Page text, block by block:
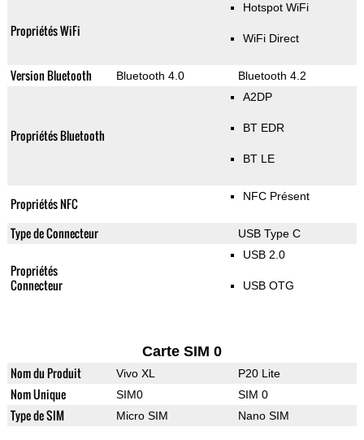
Propriétés WiFi
Hotspot WiFi
WiFi Direct
Version Bluetooth Bluetooth 4.0 Bluetooth 4.2
Propriétés Bluetooth
A2DP
BT EDR
BT LE
Propriétés NFC NFC Présent
Type de Connecteur USB Type C
Propriétés
Connecteur
USB 2.0
USB OTG
Carte SIM 0
Nom du Produit Vivo XL P20 Lite
Nom Unique SIM0 SIM 0
Type de SIM Micro SIM Nano SIM